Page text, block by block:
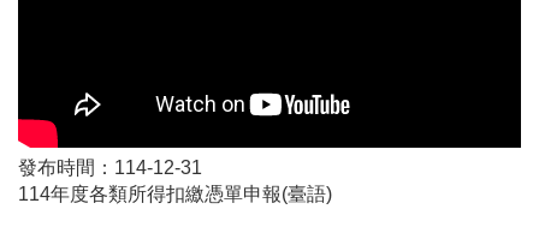
發布時間：114-12-31
114年度各類所得扣繳憑單申報(臺語)